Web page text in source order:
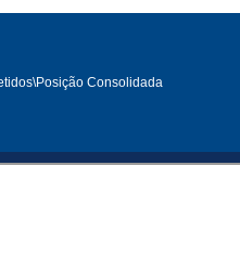
Consolidada